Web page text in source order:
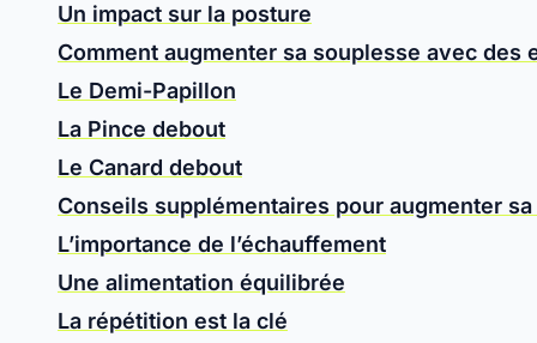
Un impact sur la posture
Comment augmenter sa souplesse avec des
Le Demi-Papillon
La Pince debout
Le Canard debout
Conseils supplémentaires pour augmenter
L’importance de l’échauffement
Une alimentation équilibrée
La répétition est la clé